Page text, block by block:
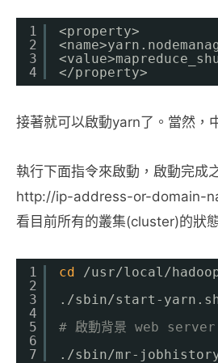
1
2
3
4
<property>
</property>
接著就可以啟動yarn了。當然，
執行下面指令來啟動，啟動完成
http://ip-address-or-domain-
看目前所有的叢集(cluster)的狀
1
2
3
4
5
6
7
cd
/usr/local/
. /sbin/start-yarn
# 啟動背景 web server
. /sbin/mr-jobhistory-